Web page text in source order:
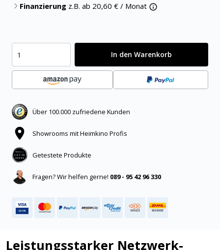
Finanzierung z.B. ab 20,60 € / Monat
In den Warenkorb
Über 100.000 zufriedene Kunden
Showrooms mit Heimkino Profis
Getestete Produkte
Fragen? Wir helfen gerne! 089 - 95 42 96 330
Leistungsstarker Netzwerk-